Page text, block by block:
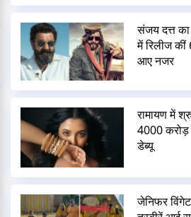
संजय दत्त
में रिलीज कीं
आए नजर
रामायण में
4000 करोड़
डेब्यू
जेनिफर